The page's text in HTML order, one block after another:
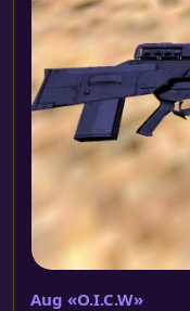
Aug «O.I.C.W»